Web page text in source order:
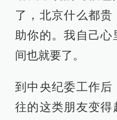
了，北京什么都
助你的。我自己心
间也就要了。
到中央纪委工作后
往的这类朋友变